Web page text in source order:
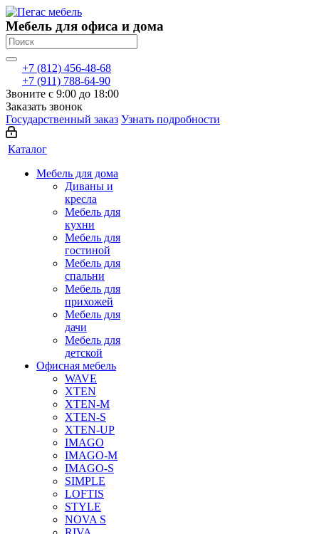
Мебель для офиса и дома
+7 (812) 456-48-68
+7 (911) 788-64-90
Звоните с 9:00 до 18:00
Заказать звонок
Государственный заказ Узнать подробности
Каталог
Мебель для дома
Диваны и
кресла
Мебель для
кухни
Мебель для
гостиной
Мебель для
спальни
Мебель для
прихожей
Мебель для
дачи
Мебель для
детской
Офисная мебель
WAVE
XTEN
XTEN-M
XTEN-S
XTEN-UP
IMAGO
IMAGO-M
IMAGO-S
SIMPLE
LOFTIS
STYLE
NOVA S